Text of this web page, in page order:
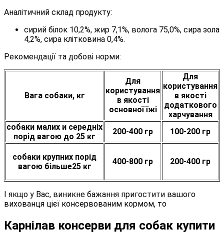
Аналітичний склад продукту:
сирий білок 10,2%, жир 7,1%, волога 75,0%, сира зола
4,2%, сира клітковина 0,4%.
Рекомендації та добові норми:
Вага собаки, кг
Для
користування
в якості
основної їжі
Для
користування
в якості
додаткового
харчування
собаки малих и середніх
порід вагою до 25 кг
200-400 гр 100-200 гр
собаки крупних порід
вагою більше25 кг
400-800 гр 200-400 гр
І якщо у Вас, виникне бажання пригостити вашого
вихованця цієї консервованим кормом, то
Карнілав консерви для собак купити